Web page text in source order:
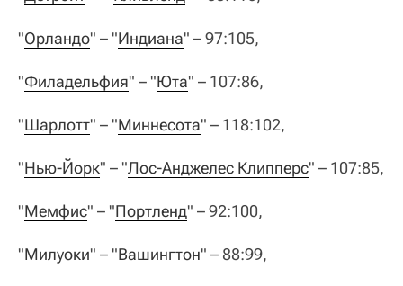
"Орландо" – "Индиана" – 97:105,
"Филадельфия" – "Юта" – 107:86,
"Шарлотт" – "Миннесота" – 118:102,
"Нью-Йорк" – "Лос-Анджелес Клипперс" – 107:85,
"Мемфис" – "Портленд" – 92:100,
"Милуоки" – "Вашингтон" – 88:99,